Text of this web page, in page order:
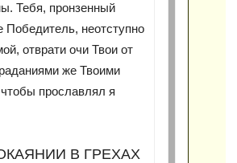
Тебя, пронзенный
Победитель, неотступно
отврати очи Твои от
же Твоими
прославлял я
В ГРЕХАХ